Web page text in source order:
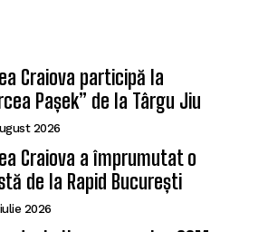
Craiova participă la
Pașek” de la Târgu Jiu
2026
Craiova a împrumutat o
de la Rapid București
2026
duel oltenesc pentru SCM